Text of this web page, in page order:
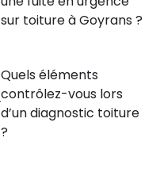
sur toiture à Goyrans ?
Quels éléments
contrôlez-vous lors
d’un diagnostic toiture
?